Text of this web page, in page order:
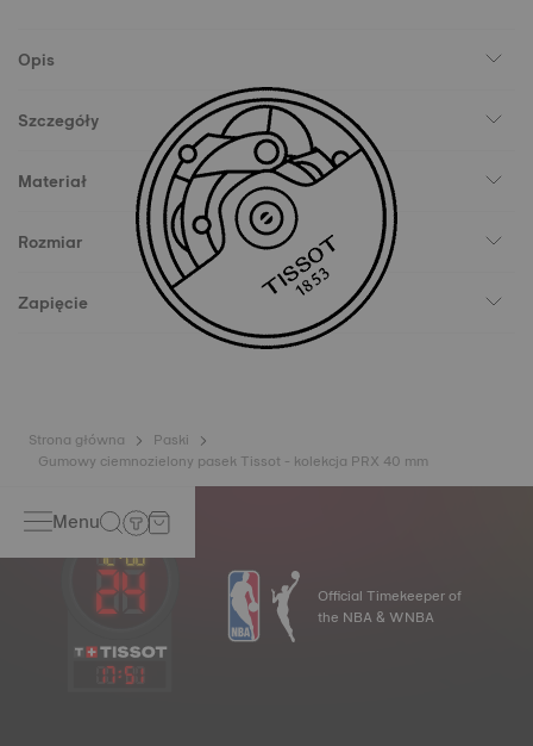
Opis
Szczegóły
Materiał
Rozmiar
Zapięcie
Strona główna
Paski
Gumowy ciemnozielony pasek Tissot - kolekcja PRX 40 mm
Menu
17:51
Official Timekeeper of
the NBA & WNBA